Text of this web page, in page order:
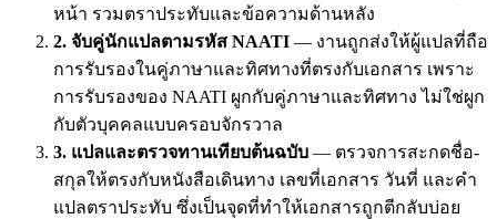
หน้า รวมตราประทับและข้อความด้านหลัง
2. จับคู่นักแปลตามรหัส NAATI — งานถูกส่งให้ผู้แปลที่ถือ
การรับรองในคู่ภาษาและทิศทางที่ตรงกับเอกสาร เพราะ
การรับรองของ NAATI ผูกกับคู่ภาษาและทิศทาง ไม่ใช่ผูก
กับตัวบุคคลแบบครอบจักรวาล
3. แปลและตรวจทานเทียบต้นฉบับ — ตรวจการสะกดชื่อ-
สกุลให้ตรงกับหนังสือเดินทาง เลขที่เอกสาร วันที่ และคำ
แปลตราประทับ ซึ่งเป็นจุดที่ทำให้เอกสารถูกตีกลับบ่อย